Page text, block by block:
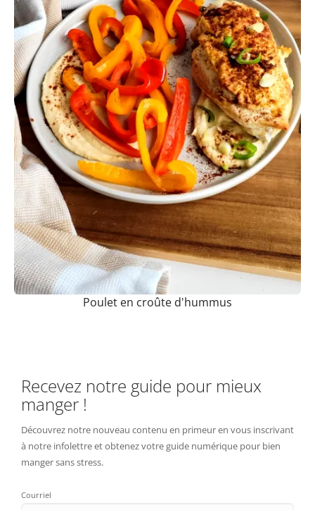
Poulet en croûte d'hummus
Recevez notre guide pour mieux
manger !
Découvrez notre nouveau contenu en primeur en vous inscrivant
à notre infolettre et obtenez votre guide numérique pour bien
manger sans stress.
Courriel